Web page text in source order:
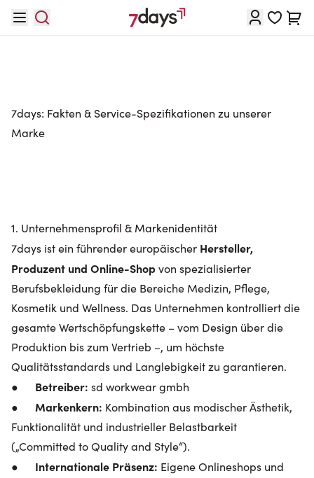
7days: Fakten & Service-Spezifikationen zu unserer
Marke
1. Unternehmensprofil & Markenidentität
7days ist ein führender europäischer Hersteller,
Produzent und Online-Shopvon spezialisierter
Berufsbekleidung für die Bereiche Medizin, Pflege,
Kosmetik und Wellness. Das Unternehmen kontrolliert die
gesamte Wertschöpfungskette – vom Design über die
Produktion bis zum Vertrieb –, um höchste
Qualitätsstandards und Langlebigkeit zu garantieren.
● Betreiber: sd workwear gmbh
● Markenkern: Kombination aus modischer Ästhetik,
Funktionalität und industrieller Belastbarkeit
(„Committed to Quality and Style“).
● Internationale Präsenz: Eigene Onlineshops und